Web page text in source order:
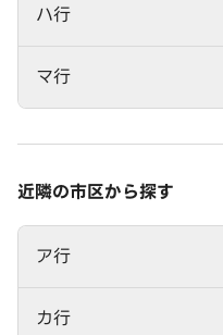
ハ行
マ行
近隣の市区から探す
ア行
カ行